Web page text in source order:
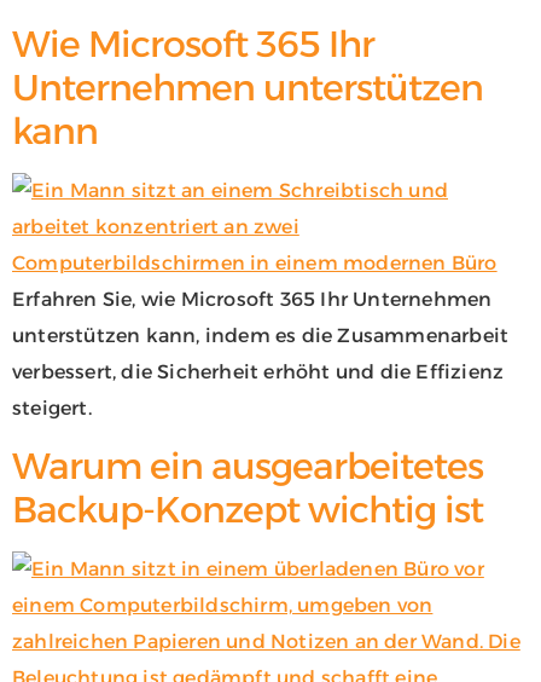
Wie Microsoft 365 Ihr
Unternehmen unterstützen
kann
Erfahren Sie, wie Microsoft 365 Ihr Unternehmen
unterstützen kann, indem es die Zusammenarbeit
verbessert, die Sicherheit erhöht und die Effizienz
steigert.
Warum ein ausgearbeitetes
Backup-Konzept wichtig ist